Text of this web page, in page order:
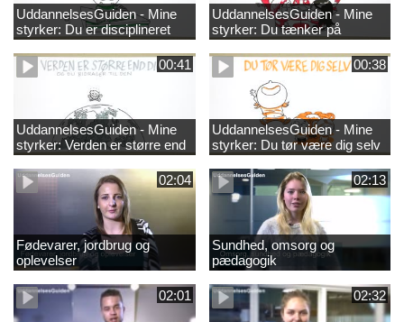
UddannelsesGuiden - Mine
styrker: Du er disciplineret
UddannelsesGuiden - Mine
styrker: Du tænker på
fællesskabet
00:41
UddannelsesGuiden - Mine
styrker: Verden er større end
dig og du bidrager til den
00:38
UddannelsesGuiden - Mine
styrker: Du tør være dig selv
02:04
Fødevarer, jordbrug og
oplevelser
02:13
Sundhed, omsorg og
pædagogik
02:01 02:32